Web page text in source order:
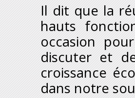
Il dit que la
hauts
occasion
discuter et
croissance
dans notre